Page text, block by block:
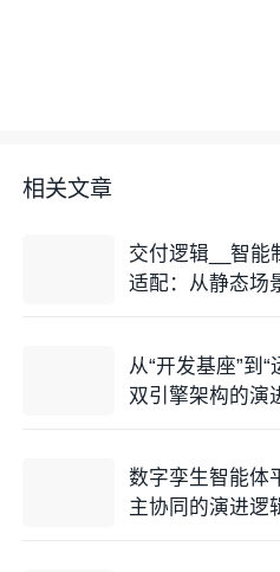
相关文章
交付逻辑__智能
适配：从静态场
从“开发基座”到
双引擎架构的演
数字孪生智能体
主协同的演进逻